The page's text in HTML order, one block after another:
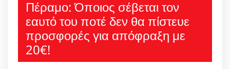
Πέραμο: Όποιος σέβεται τον
εαυτό του ποτέ δεν θα πίστευε
προσφορές για απόφραξη με
20€!